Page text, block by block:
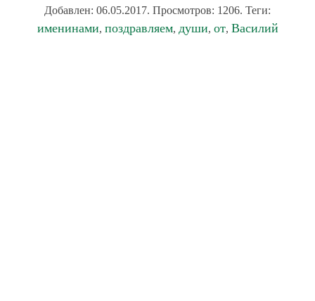
Добавлен: 06.05.2017. Просмотров: 1206. Теги:
именинами, поздравляем, души, от, Василий